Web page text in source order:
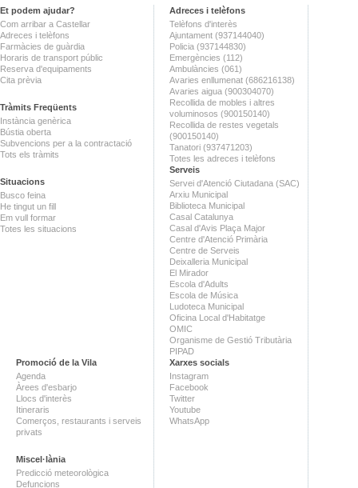
Et podem ajudar?
Com arribar a Castellar
Adreces i telèfons
Farmàcies de guàrdia
Horaris de transport públic
Reserva d'equipaments
Cita prèvia
Tràmits Freqüents
Instància genèrica
Bústia oberta
Subvencions per a la contractació
Tots els tràmits
Situacions
Busco feina
He tingut un fill
Em vull formar
Totes les situacions
Adreces i telèfons
Telèfons d'interès
Ajuntament (937144040)
Policia (937144830)
Emergències (112)
Ambulàncies (061)
Avaries enllumenat (686216138)
Avaries aigua (900304070)
Recollida de mobles i altres
voluminosos (900150140)
Recollida de restes vegetals
(900150140)
Tanatori (937471203)
Totes les adreces i telèfons
Serveis
Servei d'Atenció Ciutadana (SAC)
Arxiu Municipal
Biblioteca Municipal
Casal Catalunya
Casal d'Avis Plaça Major
Centre d'Atenció Primària
Centre de Serveis
Deixalleria Municipal
El Mirador
Escola d'Adults
Escola de Música
Ludoteca Municipal
Oficina Local d'Habitatge
OMIC
Organisme de Gestió Tributària
PIPAD
Promoció de la Vila
Agenda
Àrees d'esbarjo
Llocs d'interès
Itineraris
Comerços, restaurants i serveis
privats
Miscel·lània
Predicció meteorològica
Defuncions
Xarxes socials
Instagram
Facebook
Twitter
Youtube
WhatsApp